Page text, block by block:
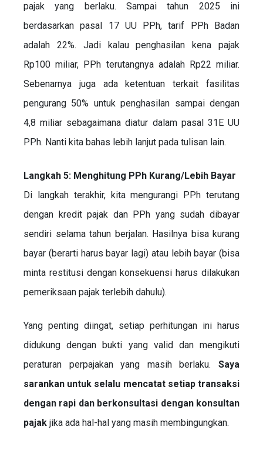
pajak yang berlaku. Sampai tahun 2025 ini
berdasarkan pasal 17 UU PPh, tarif PPh Badan
adalah 22%. Jadi kalau penghasilan kena pajak
Rp100 miliar, PPh terutangnya adalah Rp22 miliar.
Sebenarnya juga ada ketentuan terkait fasilitas
pengurang 50% untuk penghasilan sampai dengan
4,8 miliar sebagaimana diatur dalam pasal 31E UU
PPh. Nanti kita bahas lebih lanjut pada tulisan lain.
Langkah 5: Menghitung PPh Kurang/Lebih Bayar
Di langkah terakhir, kita mengurangi PPh terutang
dengan kredit pajak dan PPh yang sudah dibayar
sendiri selama tahun berjalan. Hasilnya bisa kurang
bayar (berarti harus bayar lagi) atau lebih bayar (bisa
minta restitusi dengan konsekuensi harus dilakukan
pemeriksaan pajak terlebih dahulu).
Yang penting diingat, setiap perhitungan ini harus
didukung dengan bukti yang valid dan mengikuti
peraturan perpajakan yang masih berlaku. Saya
sarankan untuk selalu mencatat setiap transaksi
dengan rapi dan berkonsultasi dengan konsultan
pajak jika ada hal-hal yang masih membingungkan.